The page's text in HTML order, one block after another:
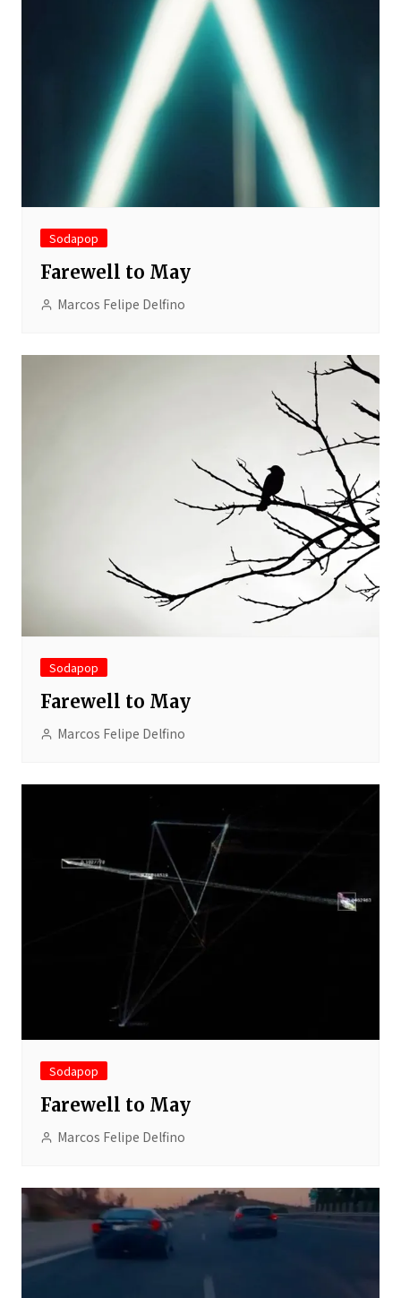
Sodapop
Farewell to May
Marcos Felipe Delfino
Sodapop
Farewell to May
Marcos Felipe Delfino
Sodapop
Farewell to May
Marcos Felipe Delfino